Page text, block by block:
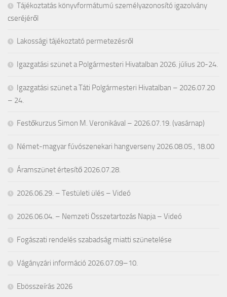
Tájékoztatás könyvformátumú személyazonosító igazolvány
cseréjéről
Lakossági tájékoztató permetezésről
Igazgatási szünet a Polgármesteri Hivatalban 2026. július 20-24.
Igazgatási szünet a Táti Polgármesteri Hivatalban – 2026.07.20
– 24.
Festőkurzus Simon M. Veronikával – 2026.07.19. (vasárnap)
Német-magyar fúvószenekari hangverseny 2026.08.05., 18.00
Áramszünet értesítő 2026.07.28.
2026.06.29. – Testületi ülés – Videó
2026.06.04. – Nemzeti Összetartozás Napja – Videó
Fogászati rendelés szabadság miatti szünetelése
Vágányzári információ 2026.07.09–10.
Ebösszeírás 2026